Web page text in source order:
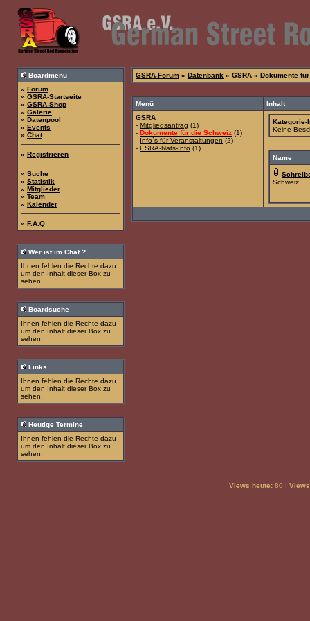
Boardmenü
» Forum
» GSRA-Startseite
» GSRA-Shop
» Galerie
» Datenpool
» Events
» Chat
» Registrieren
» Suche
» Statistik
» Mitglieder
» Team
» Kalender
» F.A.Q
Wer ist im Chat ?
Ihnen fehlen die Rechte dazu
um den Inhalt dieser Box zu
sehen.
Boardsuche
Ihnen fehlen die Rechte dazu
um den Inhalt dieser Box zu
sehen.
Links
Ihnen fehlen die Rechte dazu
um den Inhalt dieser Box zu
sehen.
Heutige Termine
Ihnen fehlen die Rechte dazu
um den Inhalt dieser Box zu
sehen.
GSRA-Forum » Datenbank » GSRA » Dokumente
Menü
Inhalt
GSRA
- Mitgliedsantrag (1)
- Dokumente für die Schweiz (1)
- Info`s für Veranstaltungen (2)
- ESRA-Nats-Info (1)
Kategorie-
Keine
Name
Schweiz
Views heute:80 |